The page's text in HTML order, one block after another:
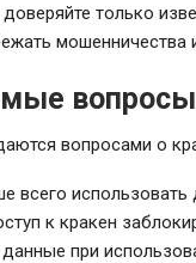
только
мошенничества
вопросами о
всего использовать
к кракен
при